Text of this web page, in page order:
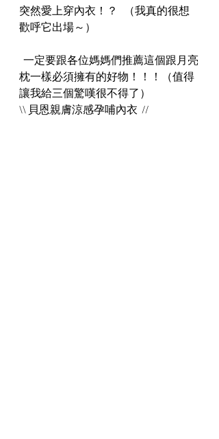
突然愛上穿內衣！？   （我真的很想
歡呼它出場～）
枕一樣必須擁有的好物！！！（值得
讓我給三個驚嘆很不得了）
\\ 貝恩親膚涼感孕哺內衣  //